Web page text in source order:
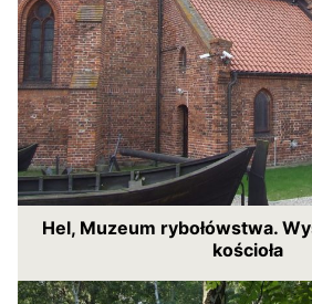
Hel, Muzeum rybołówstwa.
kościoła